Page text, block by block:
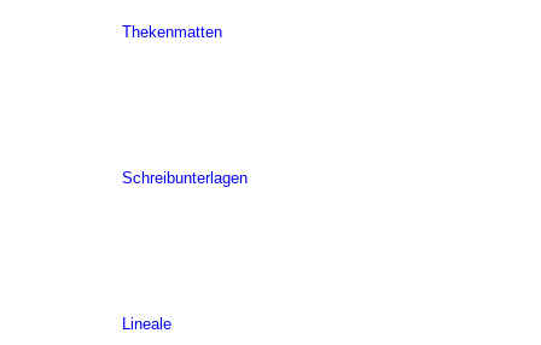
Thekenmatten
Schreibunterlagen
Lineale